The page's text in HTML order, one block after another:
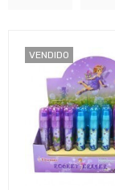
VENDIDO